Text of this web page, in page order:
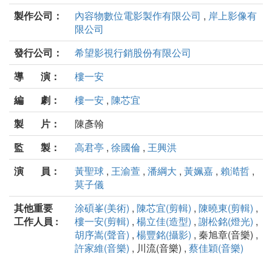
製作公司：
內容物數位電影製作有限公司 , 岸上影像有
限公司
發行公司：
希望影視行銷股份有限公司
導 演：
樓一安
編 劇：
樓一安 , 陳芯宜
製 片：
陳彥翰
監 製：
高君亭 , 徐國倫 , 王興洪
演 員：
黃聖球 , 王渝萱 , 潘綱大 , 黃姵嘉 , 賴澔哲 ,
莫子儀
其他重要
工作人員 :
涂碩峯(美術) , 陳芯宜(剪輯) , 陳曉東(剪輯) ,
樓一安(剪輯) , 楊立佳(造型) , 謝松銘(燈光) ,
胡序嵩(聲音) , 楊豐銘(攝影) , 秦旭章(音樂) ,
許家維(音樂) , 川流(音樂) , 蔡佳穎(音樂)